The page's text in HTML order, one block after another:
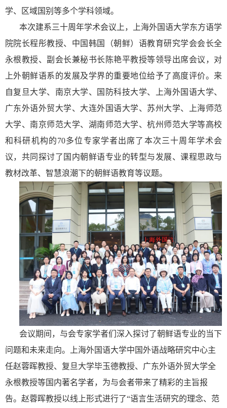
学、区域国别等多个学科领域。
本次建系三十周年学术会议上，
上海外国语大学东方语学
院院长程彤教授、中国韩国（朝鲜）语教育研究学会会长全
永根教授、副会长兼秘书长陈艳平教授等领导出席会议， 对
上外朝鲜语系的发展及学界的重要地位给予了高度评价。 来
自复旦大学、南京大学、国防科技大学、上海外国语大学、
广东外语外贸大学、大连外国语大学、苏州大学、上海师范
大学、南京师范大学、湖南师范大学、杭州师范大学等高校
和科研机构的70多位专家学者出席了本次 三十周年学术会
议， 共同探讨了国内朝鲜语专业的转型与发展、课程思政与
教材改革、智慧浪潮下的朝鲜语教育等议题。
会议期间，与会专家学者们深入探讨了朝鲜语专业的当下
问题和未来走向。上海外国语大学中国外语战略研究中心主
任赵蓉晖教授、复旦大学毕玉德教授、广东外语外贸大学全
永根教授等国内著名学者，为与会者带来了精彩的主旨报
告。 赵蓉晖教授以线上形式进行了“语言生活研究的理念、范